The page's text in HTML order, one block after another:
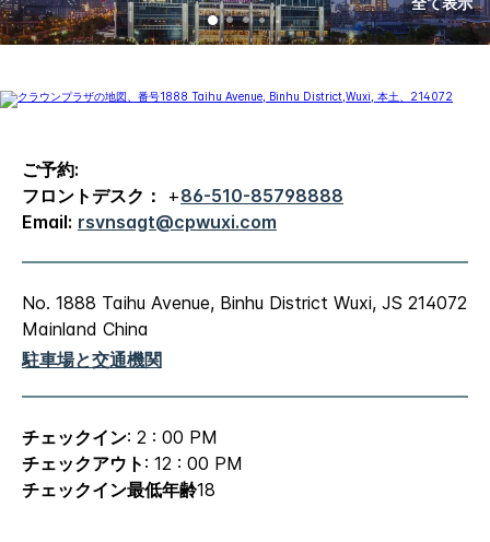
ご予約:
フロントデスク：
+86-510-85798888
Email: rsvnsagt@cpwuxi.com
No. 1888 Taihu Avenue, Binhu District Wuxi, JS 214072
Mainland China
駐車場と交通機関
チェックイン: 2 : 00 PM
チェックアウト : 12 : 00 PM
チェックイン最低年齢18